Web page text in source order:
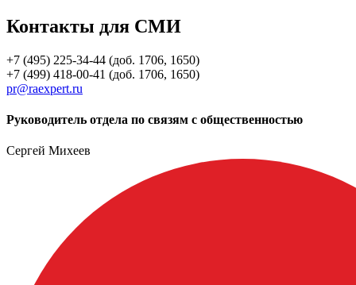
Контакты для СМИ
+7 (495) 225-34-44 (доб. 1706, 1650)
+7 (499) 418-00-41 (доб. 1706, 1650)
pr@raexpert.ru
Руководитель отдела по связям с общественностью
Сергей Михеев